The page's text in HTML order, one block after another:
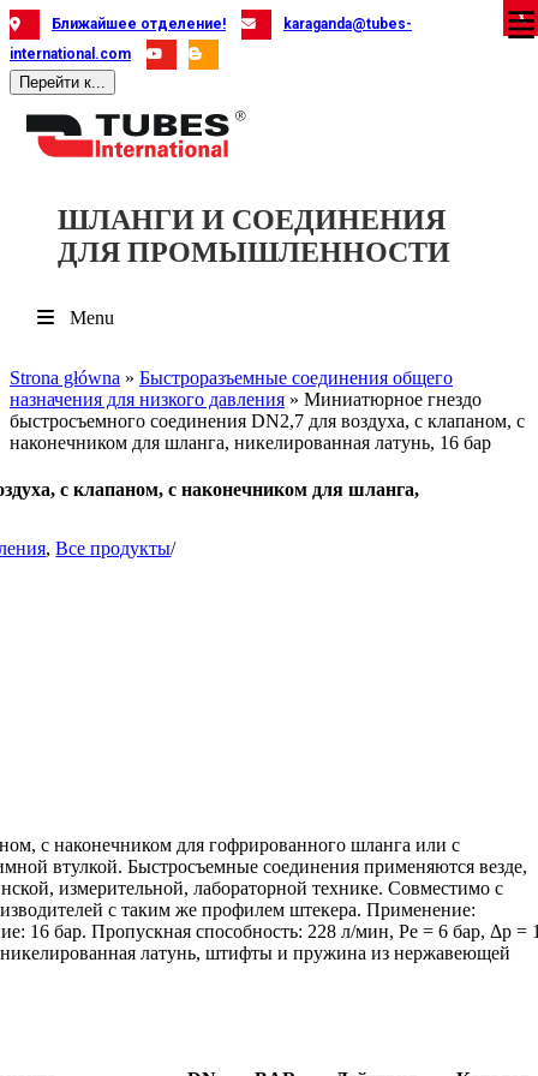
Skip
to
content
Ближайшее отделение!
karaganda@tubes-
international.com
Перейти к...
ШЛАНГИ И СОЕДИНЕНИЯ
ДЛЯ ПРОМЫШЛЕННОСТИ
Menu
Strona główna » Быстроразъемные соединения общего
назначения для низкого давления » Миниатюрное гнездо
быстросъемного соединения DN2,7 для воздуха, с клапаном, с
наконечником для шланга, никелированная латунь, 16 бар
с клапаном, с наконечником для шланга,
,Все продукты/
с наконечником для гофрированного шланга или с
втулкой. Быстросъемные соединения применяются везде,
измерительной, лабораторной технике. Совместимо с
с таким же профилем штекера. Применение:
16 бар. Пропускная способность: 228 л/мин, Pe = 6 бар, Δp =
никелированная латунь, штифты и пружина из нержавеющей
X
X
X
X
X
X
X
X
X
X
X
X
X
X
X
X
X
X
X